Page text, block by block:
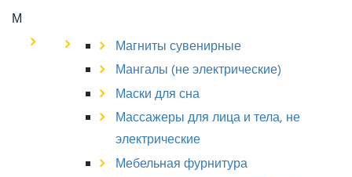
М
Магниты сувенирные
Мангалы (не электрические)
Маски для сна
Массажеры для лица и тела, не
электрические
Мебельная фурнитура